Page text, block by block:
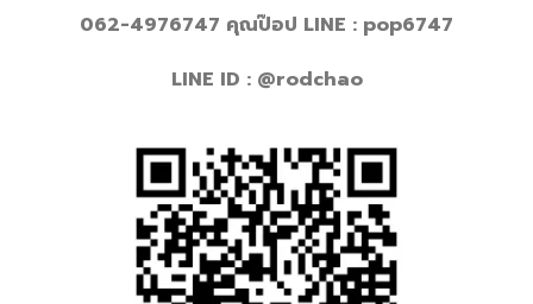
062-4976747 คุณป๊อป LINE : pop6747
LINE ID : @rodchao